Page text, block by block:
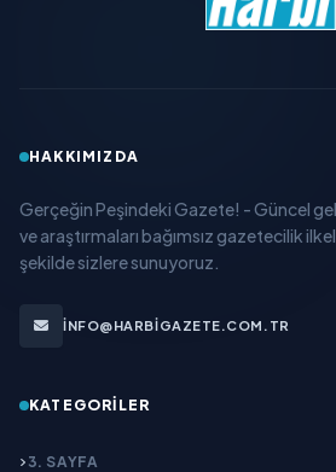
HAKKIMIZDA
Gerçeğin Peşindeki Gazete! - Güncel
ve araştırmaları bağımsız gazetecilik
şekilde sizlere sunuyoruz.
INFO@HARBIGAZETE.COM.TR
KATEGORILER
3. SAYFA